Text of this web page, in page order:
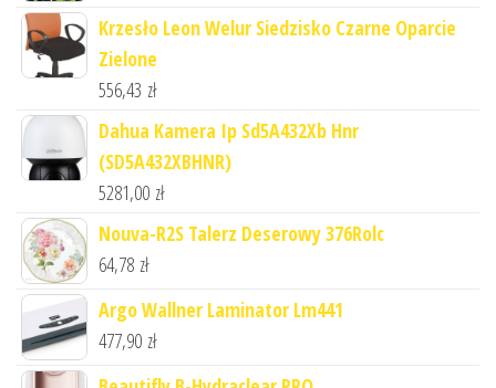
Krzesło Leon Welur Siedzisko Czarne Oparcie
Zielone
556,43 zł
Dahua Kamera Ip Sd5A432Xb Hnr
(SD5A432XBHNR)
5281,00 zł
Nouva-R2S Talerz Deserowy 376Rolc
64,78 zł
Argo Wallner Laminator Lm441
477,90 zł